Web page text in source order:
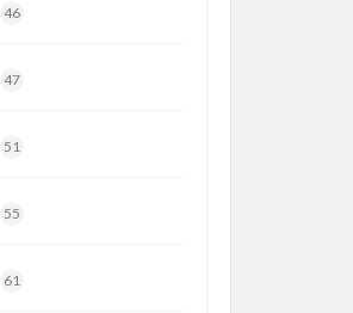
46
47
51
55
61